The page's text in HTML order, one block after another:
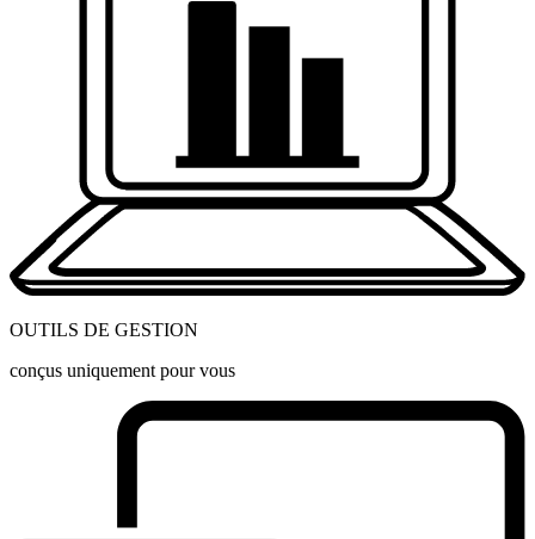
OUTILS DE GESTION
conçus uniquement pour vous